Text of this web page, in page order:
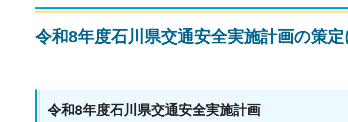
令和8年度石川県交通安全実施計画の策
令和8年度石川県交通安全実施計画